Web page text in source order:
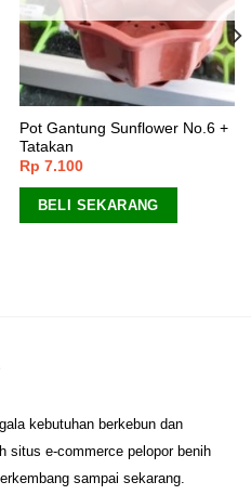
Pot Gantung Sunflower No.6 +
Tatakan
Rp 7.100
BELI SEKARANG
kebutuhan berkebun dan
situs e-commerce pelopor benih
sampai sekarang.